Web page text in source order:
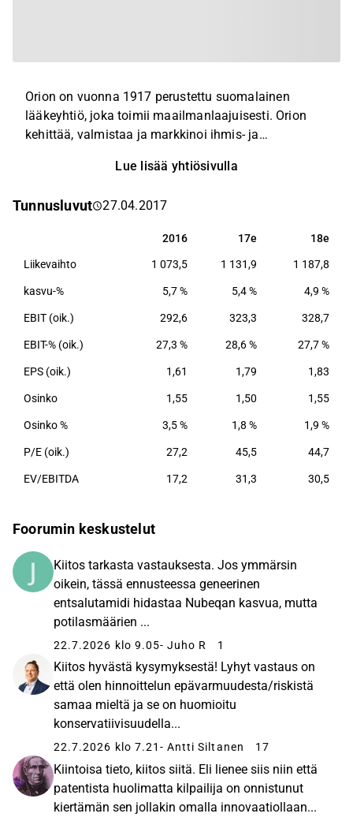
Orion on vuonna 1917 perustettu suomalainen
lääkeyhtiö, joka toimii maailmanlaajuisesti. Orion
kehittää, valmistaa ja markkinoi ihmis- ja
Orionin lääketutkimuksen ydinterapia-alueita ovat
suomalaisen tautiperimän harvinaissairaudet sekä
Lue lisää yhtiösivulla
Tunnusluvut 27.04.2017
2016 17e 18e
2016 17e 18e
Liikevaihto 1 073,5 1 131,9 1 187,8
kasvu-% 5,7 % 5,4 % 4,9 %
EBIT (oik.) 292,6 323,3 328,7
EBIT-% (oik.) 27,3 % 28,6 % 27,7 %
EPS (oik.) 1,61 1,79 1,83
Osinko 1,55 1,50 1,55
Osinko % 3,5 % 1,8 % 1,9 %
P/E (oik.) 27,2 45,5 44,7
EV/EBITDA 17,2 31,3 30,5
Foorumin keskustelut
Kiitos tarkasta vastauksesta. Jos ymmärsin
oikein, tässä ennusteessa geneerinen
entsalutamidi hidastaa Nubeqan kasvua, mutta
potilasmäärien ...
22.7.2026 klo 9.05- Juho R 1
Kiitos hyvästä kysymyksestä! Lyhyt vastaus on
että olen hinnoittelun epävarmuudesta/riskistä
samaa mieltä ja se on huomioitu
konservatiivisuudella...
22.7.2026 klo 7.21 - Antti Siltanen 17
Kiintoisa tieto, kiitos siitä. Eli lienee siis niin että
patentista huolimatta kilpailija on onnistunut
kiertämän sen jollakin omalla innovaatiollaan...